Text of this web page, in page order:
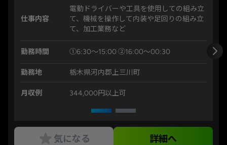
仕事内容
電動ドライバーや工具を使用しての組み立
て、機械を操作して内装や足回りの組み立
て、加工業務など
勤務時間 ①6:30～15:00 ②16:00～00:30
勤務地 栃木県河内郡上三川町
月収例 344,000円以上可
気になる 詳細へ